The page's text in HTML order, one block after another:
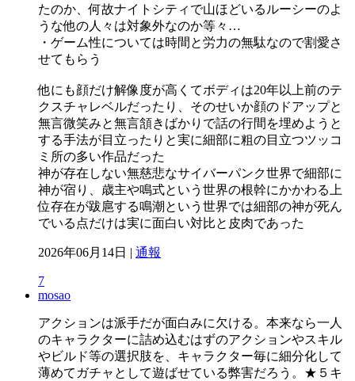
たのか、何故ナイトシティで山ほどいるルーシーのよ
うな他の人々は対象外なのか等々…
・ゲーム性については時間と労力の無駄なので割愛さ
せてもらう
他にも顔だけ解像度が高くてボディは20年以上前のテ
クスチャレベルだったり、そのせいか顔のドアップと
無言微笑みと無言頷きばかりで話の行間を埋めようと
する手法が目立ったりと実に細部に粗の目立つツッコ
ミ所の多い作品だった
神が存在しない無慈悲なサイバーパンク世界で細部に
神が宿り、歳主や鳴式という世界の根幹にかかわる上
位存在が跋扈する鳴潮という世界では細部の神が死ん
でいる点だけは実に面白い対比と皮肉であった
2026年06月14日 | 通報
7
mosao
アクションは派手だが面白みに欠ける。本来なら一人
のキャラクターに詰め込むはずのアクションやスキル
やビルド等の選択肢を、キャラクター毎に細分化して
薄めてガチャとして遊ばせている弊害だろう。★５キ